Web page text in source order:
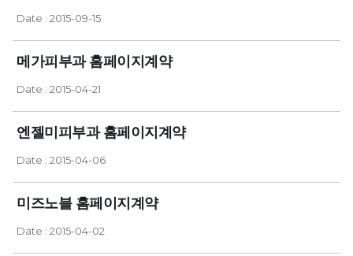
Date : 2015-09-15
메가피부과 홈페이지계약
Date : 2015-04-21
엔젤미피부과 홈페이지계약
Date : 2015-04-06
미즈노블 홈페이지계약
Date : 2015-04-02